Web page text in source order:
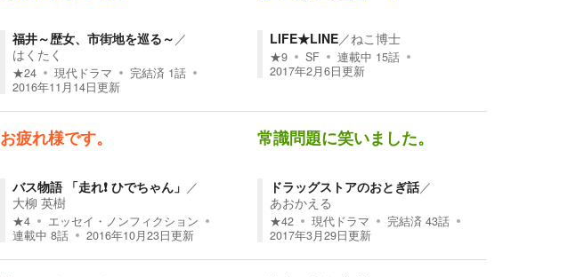
福井～歴女、市街地を巡る～ ／
はくたく
★24 現代ドラマ 完結済 1話
2016年11月14日更新
LIFE★LINE／ねこ博士
★9 SF 連載中 15話
2017年2月6日更新
お疲れ様です。
バス物語 「走れ❗️ ひでちゃん」 ／
大柳 英樹
★4
エッセイ・ノンフィクション
連載中 8話 2016年10月23日更新
常識問題に笑いました。
ドラッグストアのおとぎ話／
あおかえる
★42 現代ドラマ 完結済 43話
2017年3月29日更新